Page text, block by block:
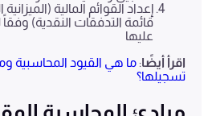
إعداد القوائم المالية
قائمة التدفقات النقدية)
عليها
اقرأ أيضًا: ما هي القيود المحاسبية
تسجيلها؟